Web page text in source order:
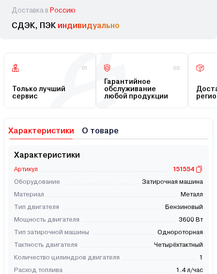
Доставка в Россию
СДЭК, ПЭК индивидуально
01
Только лучший
сервис
02
Гарантийное
обслуживание
любой продукции
Характеристики О товаре
Характеристики
Артикул
151554
Оборудование
Затирочная машина
Материал
Металл
Тип двигателя
Бензиновый
Мощность двигателя
3600 Вт
Тип затирочной машины
Однороторная
Тактность двигателя
Четырёхтактный
Количество цилиндров двигателя
1
Расход топлива
1.4 л/час